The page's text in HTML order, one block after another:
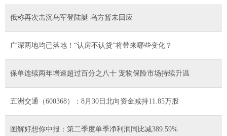
俄称再次击沉乌军登陆艇 乌方暂未回应
广深两地均已落地！“认房不认贷”将带来哪些变化？
保单连续两年增速超过百分之八十 宠物保险市场持续升温
五洲交通（600368）：8月30日北向资金减持11.85万股
图解好想你中报：第二季度单季净利润同比减389.59%